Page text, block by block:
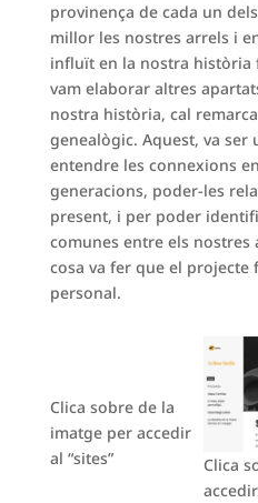
provinença de cada un
millor les nostres arrels i
influït en la nostra història
vam elaborar altres
nostra història, cal
genealògic. Aquest, va
entendre les connexions
generacions, poder-les
present, i per poder
comunes entre els nostres
cosa va fer que el projecte
personal.
Clica sobre de la
imatge per accedir
al “sites”
Clica